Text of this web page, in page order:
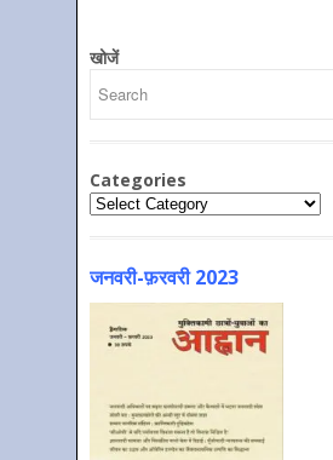
खोजें
Categories
Categories
जनवरी-फ़रवरी 2023